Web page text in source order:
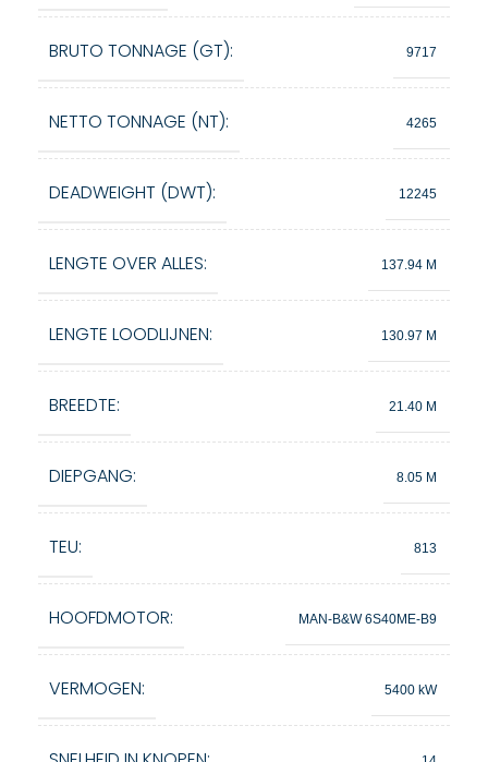
BRUTO TONNAGE (GT): 9717
NETTO TONNAGE (NT): 4265
DEADWEIGHT (DWT): 12245
LENGTE OVER ALLES: 137.94 M
LENGTE LOODLIJNEN: 130.97 M
BREEDTE: 21.40 M
DIEPGANG: 8.05 M
TEU: 813
HOOFDMOTOR: MAN-B&W 6S40ME-B9
VERMOGEN: 5400 kW